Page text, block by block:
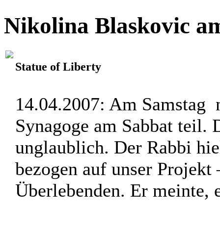
Nikolina Blaskovic
Statue of Liberty
14.04.2007: Am Samstag
Synagoge am Sabbat teil.
unglaublich. Der Rabbi
bezogen auf unser
Überlebenden. Er meinte,